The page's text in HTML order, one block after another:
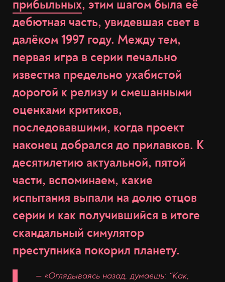
прибыльных, этим шагом была её
дебютная часть, увидевшая свет в
далёком 1997 году. Между тем,
первая игра в серии печально
известна предельно ухабистой
дорогой к релизу и смешанными
оценками критиков,
последовавшими, когда проект
наконец добрался до прилавков. К
десятилетию актуальной, пятой
части, вспоминаем, какие
испытания выпали на долю отцов
серии и как получившийся в итоге
скандальный симулятор
преступника покорил планету.
— «Оглядываясь назад, думаешь: “Как,